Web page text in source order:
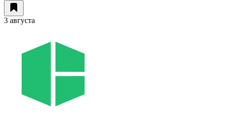
3 августа